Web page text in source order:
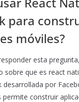
para
móviles?
esta
sobre que es react
por
permite construir